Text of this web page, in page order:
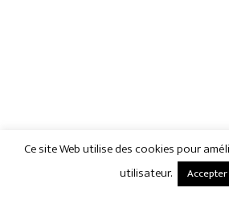
Ce site Web utilise des cookies pour
utilisateur.
Accepter